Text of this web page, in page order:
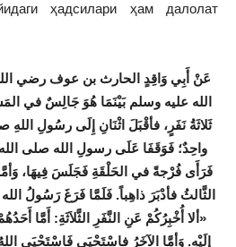
ҳадсилари ҳам далолат
عَنْ أَبِي وَاقِدٍ الحارث بن عوف رضي
الله عليه وسلم بَيْنَمَا هُوَ جَالِسٌ في
ثَلاثَةُ نَفَرٍ، فأقْبَلَ اثْنَانِ إِلَى رسُولِ
واحِدٌ؛ فَوَقَفَا عَلَى رسولِ الله صلى
فَرَأَى فُرْجةً في الحَلْقَةِ فَجَلَسَ فِيهَا،
الثَّالثُ فأدْبَرَ ذاهِباً. فَلَمَّا فَرَغَ رَسُولُ
«ألا أُخْبِرُكُمْ عَنِ النَّفَرِ الثَّلاَثَةِ: أَمَّا
إِلَيْهِ. وَأمَّا الآخَرُ فاسْتَحْيَى فَاسْتَحْيَى